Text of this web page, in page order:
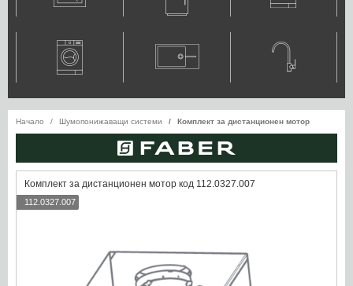
Начало Шумопонижаващи системи Комплект за дистанционен мотор
Комплект за дистанционен мотор код 112.0327.007
112.0327.007